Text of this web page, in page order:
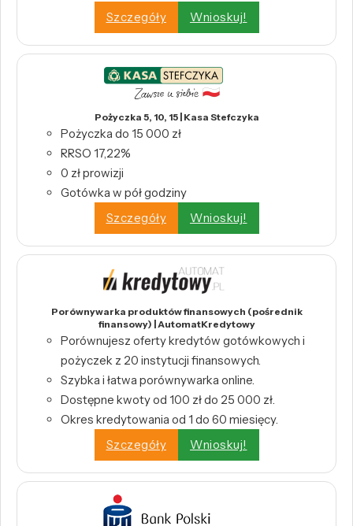
Szczegóły
Wnioskuj!
Pożyczka 5, 10, 15 | Kasa Stefczyka
Pożyczka do 15 000 zł
RRSO 17,22%
0 zł prowizji
Gotówka w pół godziny
Szczegóły
Wnioskuj!
Porównywarka produktów finansowych (pośrednik
finansowy) | AutomatKredytowy
Porównujesz oferty kredytów gotówkowych i
pożyczek z 20 instytucji finansowych.
Szybka i łatwa porównywarka online.
Dostępne kwoty od 100 zł do 25 000 zł.
Okres kredytowania od 1 do 60 miesięcy.
Szczegóły
Wnioskuj!